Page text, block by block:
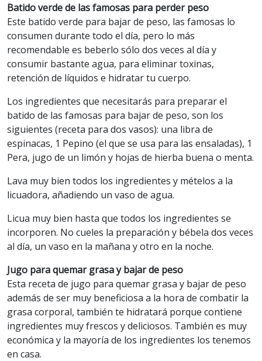
Batido verde de las famosas para perder peso
Este batido verde para bajar de peso, las famosas lo
consumen durante todo el día, pero lo más
recomendable es beberlo sólo dos veces al día y
consumir bastante agua, para eliminar toxinas,
retención de líquidos e hidratar tu cuerpo.
Los ingredientes que necesitarás para preparar el
batido de las famosas para bajar de peso, son los
siguientes (receta para dos vasos): una libra de
espinacas, 1 Pepino (el que se usa para las ensaladas), 1
Pera, jugo de un limón y hojas de hierba buena o menta.
Lava muy bien todos los ingredientes y mételos a la
licuadora, añadiendo un vaso de agua.
Licua muy bien hasta que todos los ingredientes se
incorporen. No cueles la preparación y bébela dos veces
al día, un vaso en la mañana y otro en la noche.
Jugo para quemar grasa y bajar de peso
Esta receta de jugo para quemar grasa y bajar de peso
además de ser muy beneficiosa a la hora de combatir la
grasa corporal, también te hidratará porque contiene
ingredientes muy frescos y deliciosos. También es muy
económica y la mayoría de los ingredientes los tenemos
en casa.